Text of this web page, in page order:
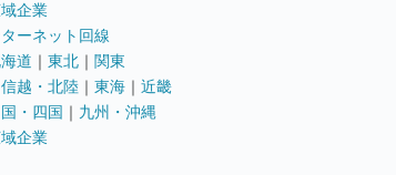
企業
ーネット回線
道 ｜ 東北 ｜ 関東
越・北陸 ｜ 東海 ｜ 近畿
・四国 ｜ 九州・沖縄
企業